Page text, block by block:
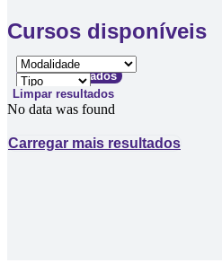
Cursos disponíveis
Filtrar resultados
Limpar resultados
No data was found
Carregar mais resultados